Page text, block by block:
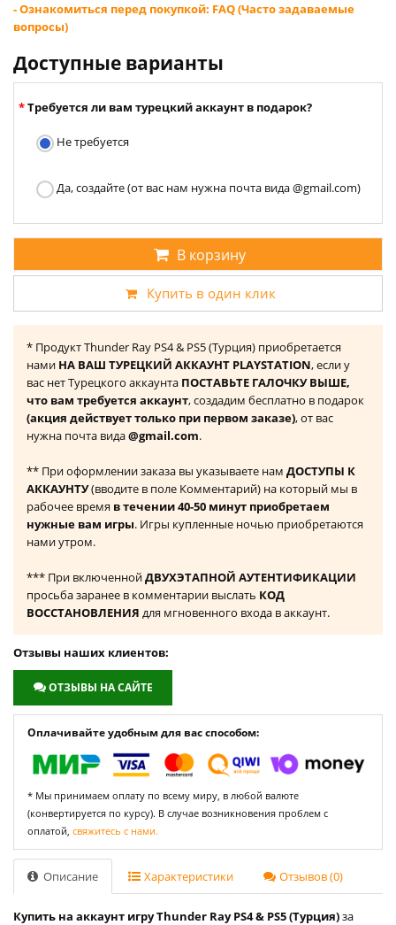
- Ознакомиться перед покупкой: FAQ (Часто задаваемые
вопросы)
Доступные варианты
Требуется ли вам турецкий аккаунт в подарок?
Не требуется
Да, создайте (от вас нам нужна почта вида @gmail.com)
В корзину
Купить в один клик
* Продукт Thunder Ray PS4 & PS5 (Турция) приобретается
нами НА ВАШ ТУРЕЦКИЙ АККАУНТ PLAYSTATION, если у
вас нет Турецкого аккаунта ПОСТАВЬТЕ ГАЛОЧКУ ВЫШЕ,
что вам требуется аккаунт, создадим бесплатно в подарок
(акция действует только при первом заказе), от вас
нужна почта вида@gmail.com.
** При оформлении заказа вы указываете нам ДОСТУПЫ К
АККАУНТУ(вводите в поле Комментарий) на который мы в
рабочее время в течении 40-50 минут приобретаем
нужные вам игры. Игры купленные ночью приобретаются
нами утром.
*** При включеннойДВУХЭТАПНОЙ АУТЕНТИФИКАЦИИ
просьба заранее в комментарии выслать КОД
ВОССТАНОВЛЕНИЯ для мгновенного входа в аккаунт.
Отзывы наших клиентов:
ОТЗЫВЫ НА САЙТЕ
Оплачивайте удобным для вас способом:
* Мы принимаем оплату по всему миру, в любой валюте
(конвертируется по курсу). В случае возникновения проблем с
оплатой, свяжитесь с нами.
Описание Характеристики Отзывов (0)
Купить на аккаунт игру Thunder Ray PS4 & PS5 (Турция)за